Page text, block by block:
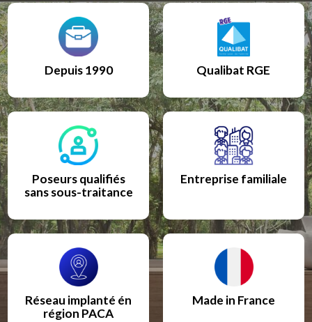
Depuis 1990 Qualibat RGE
Poseurs qualifiés
sans sous-traitance
Entreprise familiale
Réseau implanté én
région PACA
Made in France